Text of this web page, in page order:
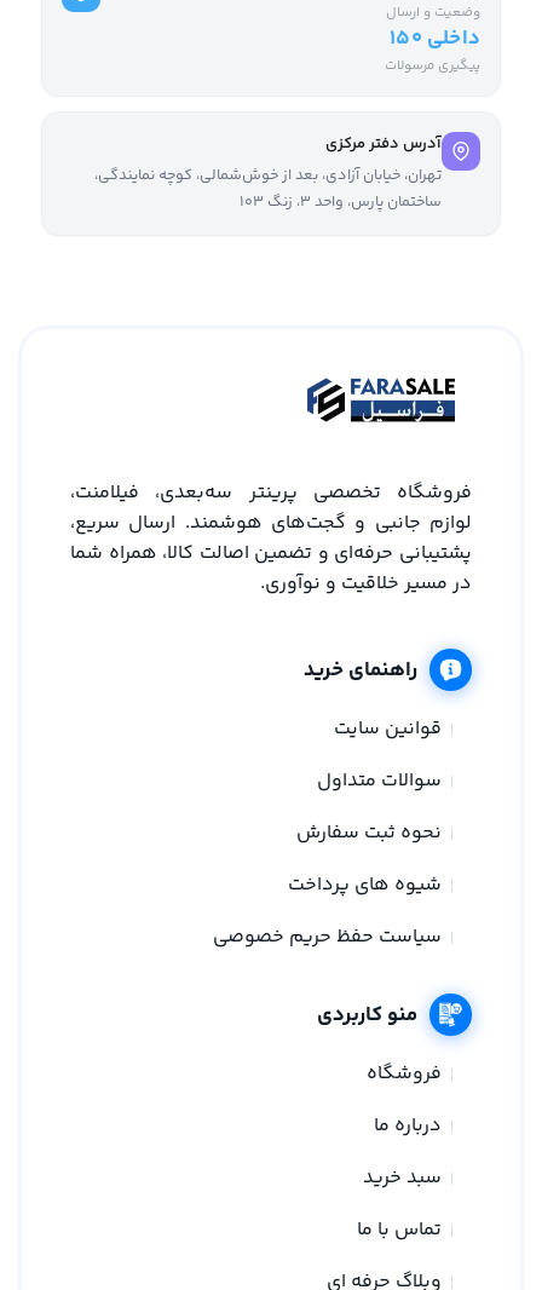
وضعیت و ارسال
داخلی ۱۵۰
پیگیری مرسولات
آدرس دفتر مرکزی
تهران، خیابان آزادی، بعد از خوش‌شمالی، کوچه نمایندگی،
ساختمان پارس، واحد ۳، زنگ ۱۰۳
فروشگاه تخصصی پرینتر سه‌بعدی، فیلامنت،
لوازم جانبی و گجت‌های هوشمند. ارسال سریع،
پشتیبانی حرفه‌ای و تضمین اصالت کالا، همراه شما
در مسیر خلاقیت و نوآوری.
راهنمای خرید
قوانین سایت
سوالات متداول
نحوه ثبت سفارش
شیوه های پرداخت
سیاست حفظ حریم خصوصی
منو کاربردی
فروشگاه
درباره ما
سبد خرید
تماس با ما
وبلاگ حرفه ای